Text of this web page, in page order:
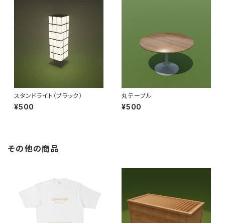
スタンドライト（ブラック）
¥500
丸テーブル
¥500
その他の商品